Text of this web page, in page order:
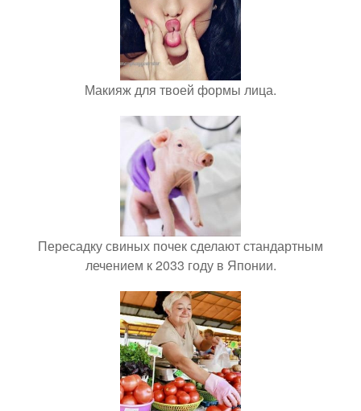
Макияж для твоей формы лица.
Пересадку свиных почек сделают стандартным
лечением к 2033 году в Японии.